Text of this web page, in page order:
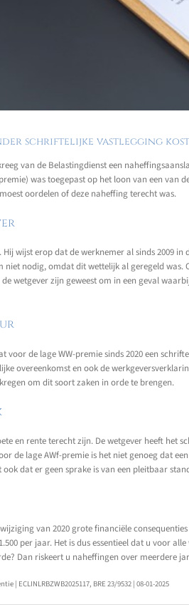
schriftelijke vastlegging
van de Belastingdienst een
was toegepast op het loon van een
oordelen of deze naheffing terecht was.
wijst erop dat de werknemer al sinds 2009
niet nodig, omdat dit wettelijk al geregeld
wetgever zijn geweest om in een geval
voor de lage WW-premie sinds 2020 een
overeenkomst en ook de
om dit soort zaken in orde te brengen.
en rente terecht zijn. De wetgever heeft het
de lage AWf-premie is het niet genoeg dat
dat er geen sprake is van een pleitbaar
van 2020 grote financiële
per jaar. Het is dus essentieel dat u voor
Dan riskeert u naheffingen over meerdere
ECLINLRBZWB2025117, BRE 23/9532 | 08-01-2025